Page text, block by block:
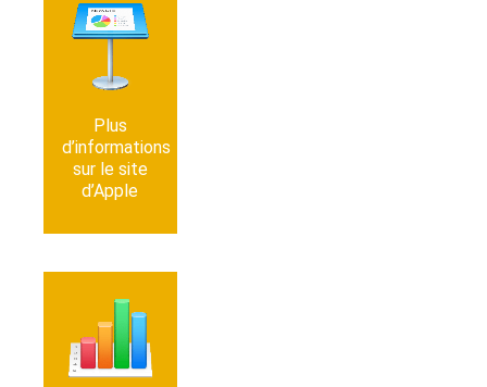
Plus
d’informations
sur le site
d’Apple
Se rendre
sur le
d’Apple
Nou­
veautés
sur
Se rendre
sur le
support
d’Apple